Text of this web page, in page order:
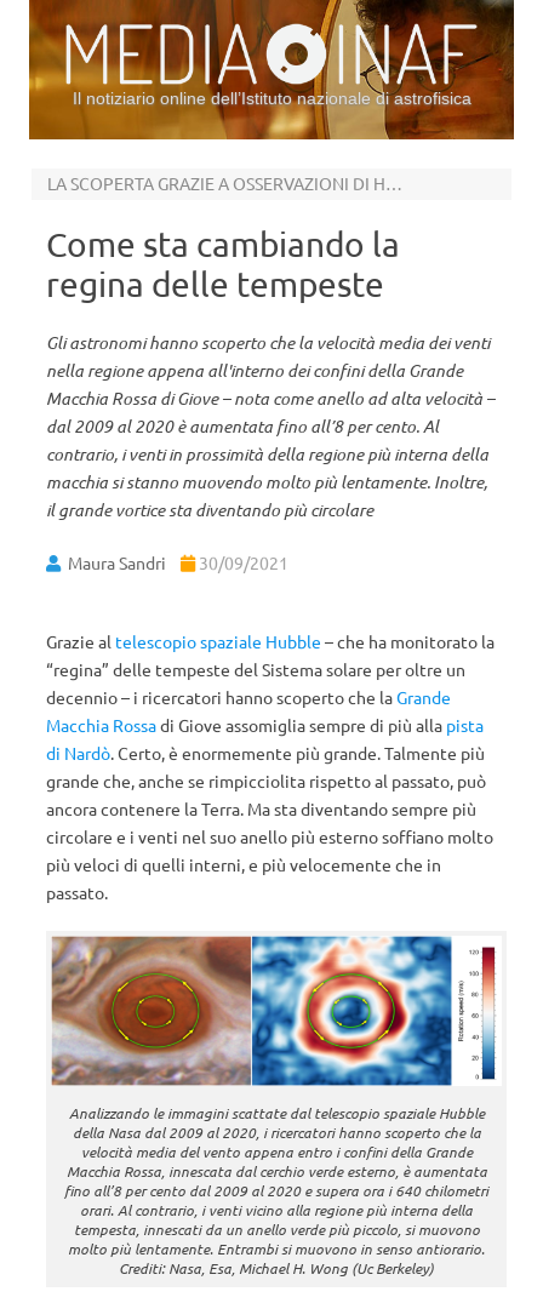
Il notiziario online dell’Istituto nazionale di astrofisica
LA SCOPERTA GRAZIE A OSSERVAZIONI DI HUBBLE DI OLTRE UN DECENNIO
Come sta cambiando la
regina delle tempeste
Gli astronomi hanno scoperto che la velocità media dei venti
nella regione appena all'interno dei confini della Grande
Macchia Rossa di Giove – nota come anello ad alta velocità –
dal 2009 al 2020 è aumentata fino all’8 per cento. Al
contrario, i venti in prossimità della regione più interna della
macchia si stanno muovendo molto più lentamente. Inoltre,
il grande vortice sta diventando più circolare
Maura Sandri 30/09/2021
Grazie al telescopio spaziale Hubble – che ha monitorato la
“regina” delle tempeste del Sistema solare per oltre un
decennio – i ricercatori hanno scoperto che laGrande
Macchia Rossadi Giove assomiglia sempre di più alla pista
di Nardò. Certo, è enormemente più grande. Talmente più
grande che, anche se rimpicciolita rispetto al passato, può
ancora contenere la Terra. Ma sta diventando sempre più
circolare e i venti nel suo anello più esterno soffiano molto
più veloci di quelli interni, e più velocemente che in
passato.
Analizzando le immagini scattate dal telescopio spaziale Hubble
della Nasa dal 2009 al 2020, i ricercatori hanno scoperto che la
velocità media del vento appena entro i confini della Grande
Macchia Rossa, innescata dal cerchio verde esterno, è aumentata
fino all’8 per cento dal 2009 al 2020 e supera ora i 640 chilometri
orari. Al contrario, i venti vicino alla regione più interna della
tempesta, innescati da un anello verde più piccolo, si muovono
molto più lentamente. Entrambi si muovono in senso antiorario.
Crediti: Nasa, Esa, Michael H. Wong (Uc Berkeley)